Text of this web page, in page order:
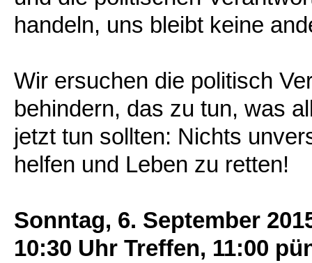
handeln, uns bleibt keine
Wir ersuchen die politisch
behindern, das zu tun, was
jetzt tun sollten: Nichts
helfen und Leben zu retten!
Sonntag, 6. September
10:30 Uhr Treffen, 11:00